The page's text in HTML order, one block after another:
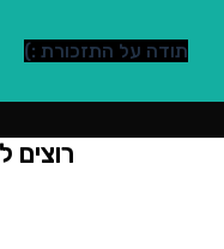
תודה על התזכורת :)
רוצים